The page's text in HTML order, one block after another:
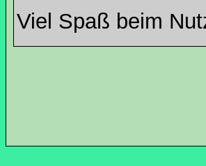
Viel Spaß beim